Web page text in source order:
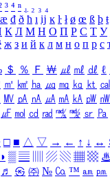
³ ⁴ ⁿ ₁ ₂ ₃ ₄
æ đ ð ħ ı ĳ ĸ ŀ ł ø œ ß þ ŧ
К Л М Н О П Р С Т У
ж з и й к л м н о п р с
＄ ％ Ｆ ￦ ㎕ ㎖ ㎗ ℓ
㎡ ㎢ ㏊ ㎍ ㎎ ㎏ ㏏ ㎈
㎹ ㎀ ㎁ ㎂ ㎃ ㎄ ㎺ ㎻
㎌ ㏖ ㏅ ㎭ ㎮ ㎯ ㏛ ㎩
□ ■ △ ▽ → ← ↑ ↓ ↔
◑ ▒ ▤ ▨ ▧ ▦ ▩
♬ ㉿ ㈜ № ㏇ ™ ㏂ ㏘